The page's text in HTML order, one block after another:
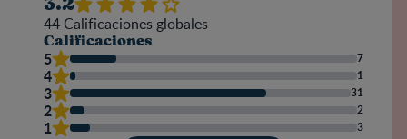
3.2
44 Calificaciones globales
Calificaciones
5 7
4 1
3 31
2 2
1 3